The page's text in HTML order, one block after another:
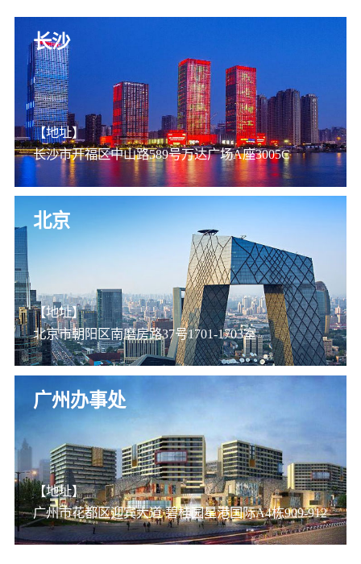
长沙
【地址】
长沙市开福区中山路589号万达广场A座3005C
北京
【地址】
北京市朝阳区南磨房路37号1701-1703室
广州办事处
【地址】
广州市花都区迎宾大道 碧桂园星港国际A4栋909-912